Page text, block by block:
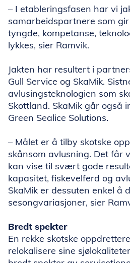
– I etableringsfasen har vi
samarbeidspartnere som
tyngde, kompetanse,
lykkes, sier Ramvik.
Jakten har resultert i
Gull Service og SkaMik.
avlusingsteknologien som
Skottland. SkaMik går også
Green Sealice Solutions.
– Målet er å tilby skotske
skånsom avlusning. Det får
kan vise til svært gode
kapasitet, fiskevelferd og
SkaMik er dessuten enkel å
sesongvariasjoner, sier
Bredt spekter
En rekke skotske
relokalisere sine